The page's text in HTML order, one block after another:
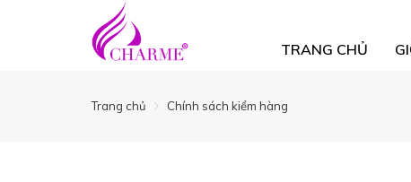
TRANG CHỦ
Trang chủ Chính sách kiểm hàng